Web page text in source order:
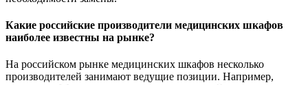
Какие российские производители медицинских шкафов
наиболее известны на рынке?
На российском рынке медицинских шкафов несколько
производителей занимают ведущие позиции. Например,